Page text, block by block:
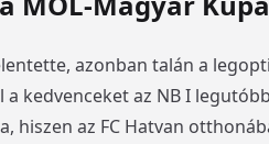
azonban talán a
kedvenceket az NB I
hiszen az FC Hatvan